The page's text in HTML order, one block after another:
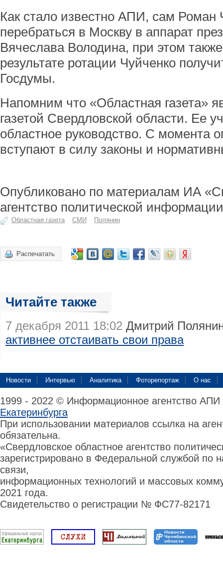
Как стало известно АПИ, сам Роман
перебраться в Москву в аппарат
Вячеслава Володина, при этом
результате ротации Чуйченко
Госдумы.
Напомним что «Областная газета»
газетой Свердловской области. Ее
областное руководство. С момента
вступают в силу законы и
Опубликовано по материалам ИА
агентство политической
Областная газета СМИ Полянин
Распечатать
Читайте также
7 декабря 2011 18:02 Дмитрий
активнее отстаивать свои права
Новости Интервью Аналитика Фоторепортаж О нас
1999 - 2022 © Информационное агентство
Екатеринбурга
При использовании материалов ссылка на
обязательна.
«Свердловское областное агентство
зарегистрировано в Федеральной службой по
связи,
информационных технологий и массовых
2021 года.
Свидетельство о регистрации № ФС77-82171